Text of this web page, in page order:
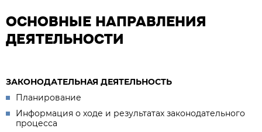
ОСНОВНЫЕ НАПРАВЛЕНИЯ
ДЕЯТЕЛЬНОСТИ
ЗАКОНОДАТЕЛЬНАЯ ДЕЯТЕЛЬНОСТЬ
Планирование
Информация о ходе и результатах законодательного
процесса